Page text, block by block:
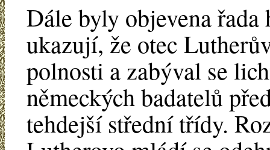
Dále byly objevena
ukazují, že otec
polnosti a zabýval se
německých badatelů
tehdejší střední třídy.